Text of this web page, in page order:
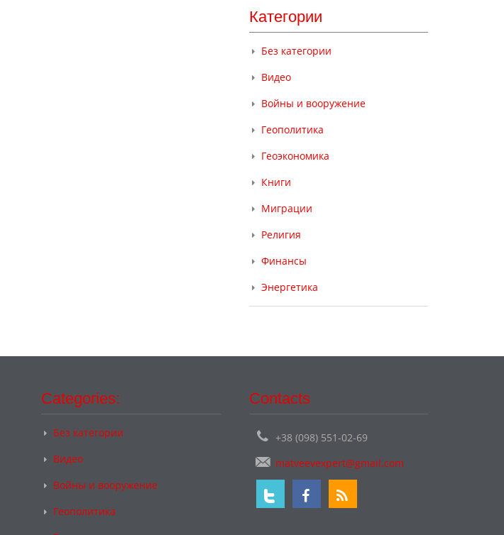
Категории
Без категории
Видео
Войны и вооружение
Геополитика
Геоэкономика
Книги
Миграции
Религия
Финансы
Энергетика
Categories:
Без категории
Видео
Войны и вооружение
Геополитика
Contacts
+38 (098) 551-02-69
matveevexpert@gmail.com